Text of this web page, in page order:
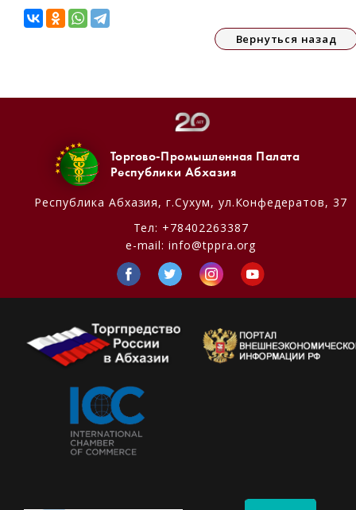
Вернуться назад
Торгово-Промышленная Палата
Республики Абхазия
Республика Абхазия, г.Сухум, ул.Конфедератов, 37
Тел: +78402263387
e-mail:info@tppra.org